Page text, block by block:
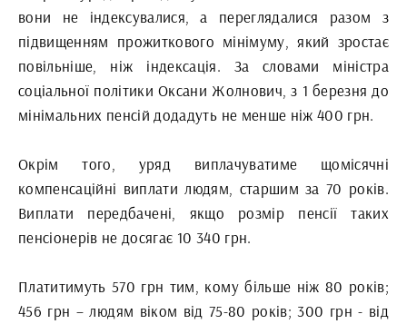
вони не індексувалися, а переглядалися разом з
підвищенням прожиткового мінімуму, який зростає
повільніше, ніж індексація. За словами міністра
соціальної політики Оксани Жолнович, з 1 березня до
мінімальних пенсій додадуть не менше ніж 400 грн.
Окрім того, уряд виплачуватиме щомісячні
компенсаційні виплати людям, старшим за 70 років.
Виплати передбачені, якщо розмір пенсії таких
пенсіонерів не досягає 10 340 грн.
Платитимуть 570 грн тим, кому більше ніж 80 років;
456 грн – людям віком від 75-80 років; 300 грн - від